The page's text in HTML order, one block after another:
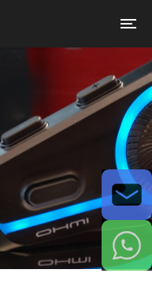
Email